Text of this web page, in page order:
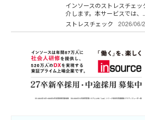
インソースのストレスチェ
介します。本サービスでは、
ストレスチェック
2026/06/